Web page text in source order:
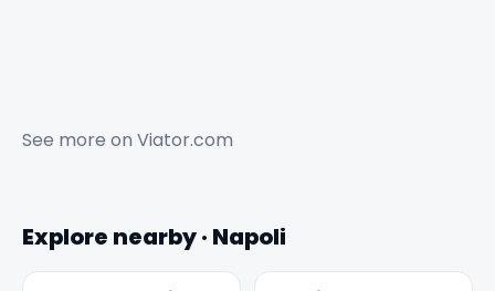
See more on Viator.com
Explore nearby · Napoli